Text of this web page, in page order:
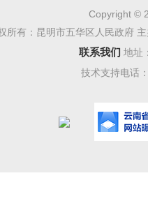
Copyright ©
所有：昆明市五华区人民政府
联系我们 地址
技术支持电话